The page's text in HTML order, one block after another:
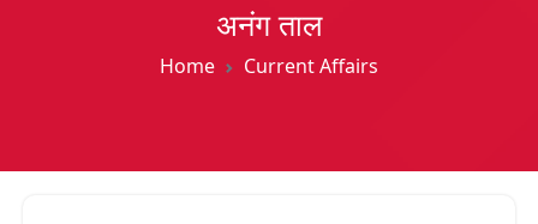
अनंग ताल
Home Current Affairs